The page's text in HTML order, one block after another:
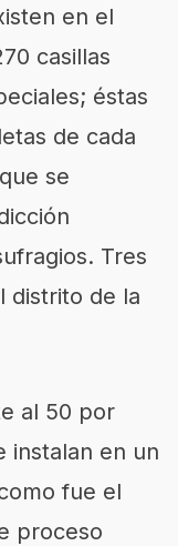
en el
casillas
éstas
de cada
se
Tres
distrito de la
al 50 por
instalan en un
fue el
proceso